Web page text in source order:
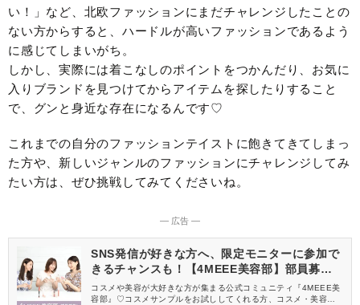
い！」など、北欧ファッションにまだチャレンジしたことの
ない方からすると、ハードルが高いファッションであるよう
に感じてしまいがち。
しかし、実際には着こなしのポイントをつかんだり、お気に
入りブランドを見つけてからアイテムを探したりすること
で、グンと身近な存在になるんです♡
これまでの自分のファッションテイストに飽きてきてしまっ
た方や、新しいジャンルのファッションにチャレンジしてみ
たい方は、ぜひ挑戦してみてくださいね。
― 広告 ―
SNS発信が好きな方へ、限定モニターに参加で
きるチャンスも！【4MEEE美容部】部員募集
中
コスメや美容が大好きな方が集まる公式コミュニティ『4MEEE美
容部』♡コスメサンプルをお試ししてくれる方、コスメ・美容情報